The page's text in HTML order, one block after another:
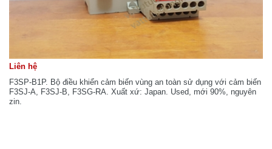
Liên hệ
F3SP-B1P. Bộ điều khiển cảm biến vùng an toàn sử dụng với cảm biến
F3SJ-A, F3SJ-B, F3SG-RA. Xuất xứ: Japan. Used, mới 90%, nguyên
zin.